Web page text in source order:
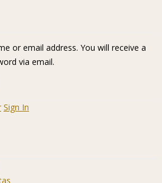
or email address. You will receive a
via email.
Sign In